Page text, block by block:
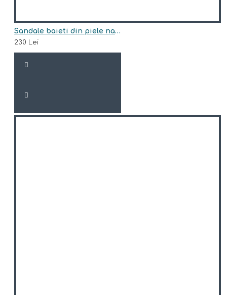
Sandale baieti din piele naturala model LANDO
230 Lei